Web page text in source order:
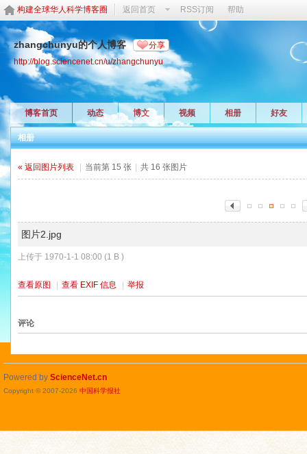
构建全球华人科学博客圈 返回首页 RSS订阅 帮助
zhangchunyu的个人博客 分享
http://blog.sciencenet.cn/u/zhangchunyu
博客首页 动态 博文 视频 相册 好友
相册
« 返回图片列表 当前第 15 张 共 16 张图片
图片2.jpg
上传于 1970-1-1 08:00 (1 B )
查看原图 查看 EXIF 信息 举报
评论
Powered by ScienceNet.cn
Copyright © 2007-2026 中国科学报社